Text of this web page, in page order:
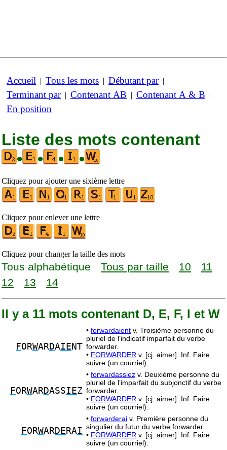
Accueil | Tous les mots | Débutant par|
Terminant par| Contenant AB | Contenant A & B |
En position
Liste des mots contenant
•
• • •
Cliquez pour ajouter une sixième lettre
Cliquez pour enlever une lettre
Cliquez pour changer la taille des mots
Tous alphabétique Tous par taille 10
11
12
13 14
Il y a 11 mots contenant D, E, F, I et W
FORWARDAIE NT
• forwardaient v. Troisième personne du
pluriel de l’indicatif imparfait du verbe
forwarder.
• FORWARDER v. [cj. aimer]. Inf. Faire
suivre (un courriel).
FORWARDASSIEZ
• forwardassiez v. Deuxième personne du
pluriel de l’imparfait du subjonctif du verbe
forwarder.
• FORWARDER v. [cj. aimer]. Inf. Faire
suivre (un courriel).
FORWARDE RAI
• forwarderai v. Première personne du
singulier du futur du verbe forwarder.
• FORWARDER v. [cj. aimer]. Inf. Faire
suivre (un courriel).